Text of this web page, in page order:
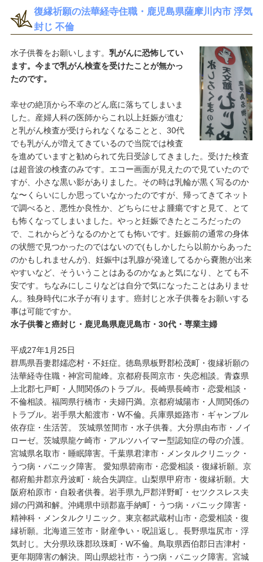
復縁祈願の法華経寺住職・鹿児島県薩摩川内市 浮気
封じ 不倫
水子供養をお願いします。 乳がんに恐怖してい
ます。今まで乳がん検査を受けたことが無かっ
たのです。
幸せの絶頂から不幸のどん底に落ちてしまいま
した。産婦人科の医師からこれ以上妊娠が進む
と乳がん検査が受けられなくなることと、30代
でも乳がんが増えてきているので当院では検査
を進めていますと勧められて先日受診してきました。受けた検査
は超音波の検査のみです。エコー画面が見えたので見ていたので
すが、小さな黒い影がありました。その時は乳輪が黒く写るのか
な〜くらいにしか思っていなかったのですが、帰ってきてネット
で調べると、悪性か良性か、どちらにせよ腫瘍ですと見て、とて
も怖くなってしまいました。やっと妊娠できたところだったの
で、これからどうなるのかとても怖いです。妊娠前の通常の身体
の状態で見つかったのではないので(もしかしたら以前からあった
のかもしれませんが)、妊娠中は乳腺が発達してるから嚢胞が出来
やすいなど、そういうことはあるのかなぁと気になり、とても不
安です。ちなみにしこりなどは自分で気になったことはありませ
ん。独身時代に水子が有ります。癌封じと水子供養をお願いする
事は可能ですか。
水子供養と癌封じ・鹿児島県鹿児島市・30代・専業主婦
平成27年1月25日
群馬県吾妻郡嬬恋村・不妊症。徳島県板野郡松茂町・復縁祈願の
法華経寺住職・神宮司龍峰。京都府長岡京市・失恋相談。青森県
上北郡七戸町・人間関係のトラブル。長崎県長崎市・恋愛相談・
不倫相談。福岡県行橋市・夫婦円満。京都府城陽市・人間関係の
トラブル。岩手県大船渡市・W不倫。兵庫県姫路市・ギャンブル
依存症・生活苦。 茨城県笠間市・水子供養。大分県由布市・ノイ
ローゼ。茨城県龍ケ崎市・アルツハイマー型認知症の母の介護。
宮城県名取市・睡眠障害。千葉県君津市・メンタルクリニック・
うつ病・パニック障害。 愛知県碧南市・恋愛相談・復縁祈願。京
都府船井郡京丹波町・統合失調症。山梨県甲府市・復縁祈願。大
阪府柏原市・自殺者供養。岩手県九戸郡洋野町・セツクスレス夫
婦の円満和解。沖縄県中頭郡嘉手納町・うつ病・パニック障害・
精神科・メンタルクリニック。東京都武蔵村山市・恋愛相談・復
縁祈願。北海道三笠市・財産争い・呪詛返し。長野県塩尻市・浮
気封じ。大分県玖珠郡玖珠町・W不倫。鳥取県西伯郡日吉津村・
更年期障害の解決。岡山県総社市・うつ病・パニック障害。宮城